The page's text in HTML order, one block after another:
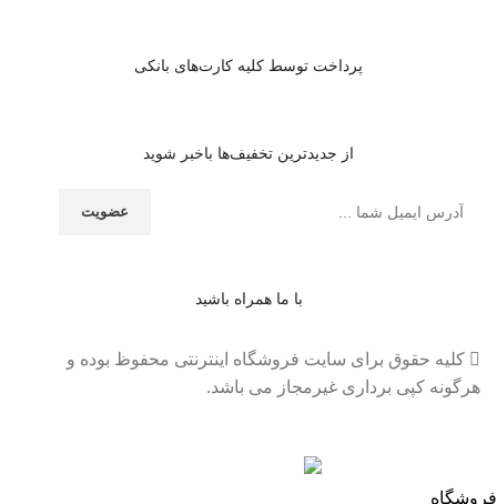
پرداخت توسط کلیه کارت‌های بانکی
از جدیدترین تخفیف‌ها باخبر شوید
با ما همراه باشید
کلیه حقوق برای سایت فروشگاه اینترنتی محفوظ بوده و
هرگونه کپی برداری غیرمجاز می باشد.
فروشگاه